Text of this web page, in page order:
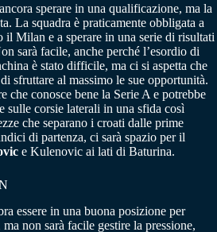
sperare in una qualificazione, ma la
La squadra è praticamente obbligata a
il Milan e a sperare in una serie di risultati
sarà facile, anche perché l’esordio di
è stato difficile, ma ci si aspetta che
sfruttare al massimo le sue opportunità.
che conosce bene la Serie A e potrebbe
sulle corsie laterali in una sfida così
che separano i croati dalle prime
di partenza, ci sarà spazio per il
e Kulenovic ai lati di Baturina.
essere in una buona posizione per
non sarà facile gestire la pressione,